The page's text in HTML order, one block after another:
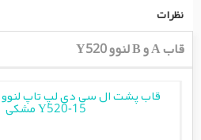
نظرات
قاب A و B لنوو Y520
Y520-15 مشکی